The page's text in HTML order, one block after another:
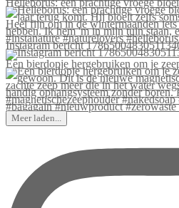
Helleborus: een prachtige vroege
Instagram bericht
Een bierdopje hergebruiken om je
Meer laden...